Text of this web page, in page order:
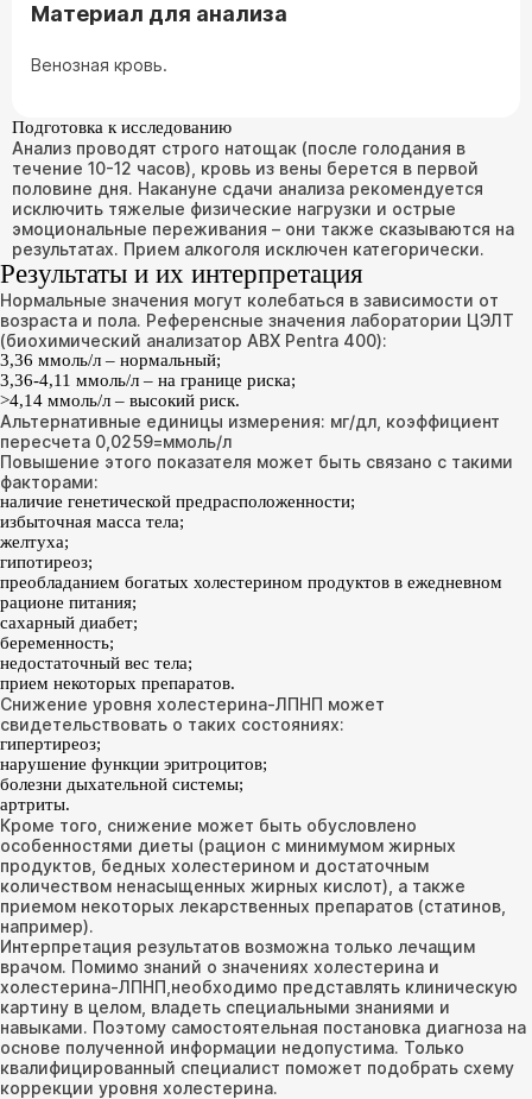
Материал для анализа
Венозная кровь.
Подготовка к исследованию
Анализ проводят строго натощак (после голодания в
течение 10-12 часов), кровь из вены берется в первой
половине дня. Накануне сдачи анализа рекомендуется
исключить тяжелые физические нагрузки и острые
эмоциональные переживания – они также сказываются на
результатах. Прием алкоголя исключен категорически.
Результаты и их интерпретация
Нормальные значения могут колебаться в зависимости от
возраста и пола. Референсные значения лаборатории ЦЭЛТ
(биохимический анализатор АВХ Pentra 400):
3,36 ммоль/л – нормальный;
3,36-4,11 ммоль/л – на границе риска;
>4,14 ммоль/л – высокий риск.
Альтернативные единицы измерения: мг/дл, коэффициент
пересчета 0,0259=ммоль/л
Повышение этого показателя может быть связано с такими
факторами:
наличие генетической предрасположенности;
избыточная масса тела;
желтуха;
гипотиреоз;
преобладанием богатых холестерином продуктов в ежедневном
рационе питания;
сахарный диабет;
беременность;
недостаточный вес тела;
прием некоторых препаратов.
Снижение уровня холестерина-ЛПНП может
свидетельствовать о таких состояниях:
гипертиреоз;
нарушение функции эритроцитов;
болезни дыхательной системы;
артриты.
Кроме того, снижение может быть обусловлено
особенностями диеты (рацион с минимумом жирных
продуктов, бедных холестерином и достаточным
количеством ненасыщенных жирных кислот), а также
приемом некоторых лекарственных препаратов (статинов,
например).
Интерпретация результатов возможна только лечащим
врачом. Помимо знаний о значениях холестерина и
холестерина-ЛПНП,необходимо представлять клиническую
картину в целом, владеть специальными знаниями и
навыками. Поэтому самостоятельная постановка диагноза на
основе полученной информации недопустима. Только
квалифицированный специалист поможет подобрать схему
коррекции уровня холестерина.